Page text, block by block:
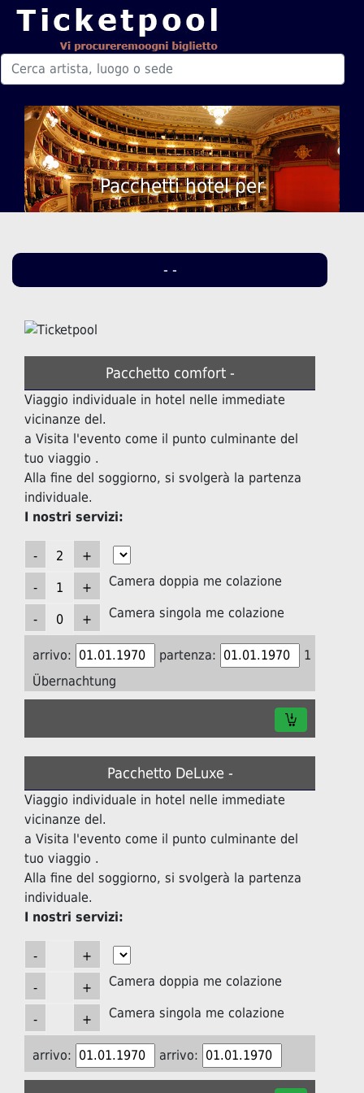
Pacchetti hotel per
- -
Pacchetto comfort -
Viaggio individuale in hotel nelle immediate
vicinanze del.
a Visita l'evento come il punto culminante del
tuo viaggio .
Alla fine del soggiorno, si svolgerà la partenza
individuale.
I nostri servizi:
Camera doppia me colazione
Camera singola me colazione
arrivo: partenza:
1
Übernachtung
Pacchetto DeLuxe -
Viaggio individuale in hotel nelle immediate
vicinanze del.
a Visita l'evento come il punto culminante del
tuo viaggio .
Alla fine del soggiorno, si svolgerà la partenza
individuale.
I nostri servizi:
Camera doppia me colazione
Camera singola me colazione
arrivo: arrivo: